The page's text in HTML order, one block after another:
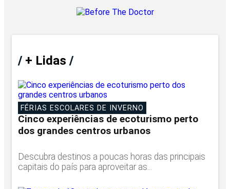
/+ Lidas /
FÉRIAS ESCOLARES DE INVERNO
Cinco experiências de ecoturismo perto
dos grandes centros urbanos
Descubra destinos a poucas horas das principais
capitais do país para aproveitar as...